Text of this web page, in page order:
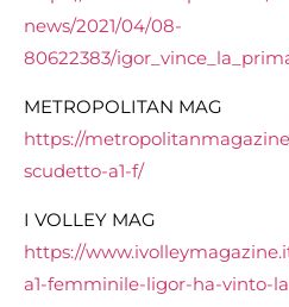
news/2021/04/08-
80622383/
METROPOLITAN MAG
https://
scudetto-a1-f/
I VOLLEY MAG
https://
a1-femminile-ligor-ha-vinto-